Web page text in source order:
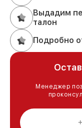
Выдадим
талон
Подробно
Менеджер